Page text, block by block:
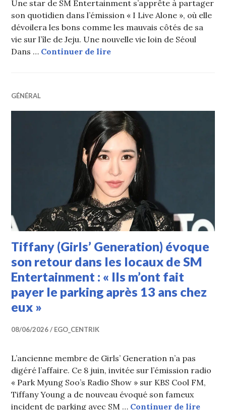
Une star de SM Entertainment s’apprête à partager
son quotidien dans l’émission « I Live Alone », où elle
dévoilera les bons comme les mauvais côtés de sa
vie sur l’île de Jeju. Une nouvelle vie loin de Séoul
Dans … Continuer de lireUne star de SM
GÉNÉRAL
Tiffany (Girls’ Generation) évoque
son retour dans les locaux de SM
Entertainment : « Ils m’ont fait
payer le parking après 13 ans chez
eux »
08/06/2026 EGO_CENTRIK
L’ancienne membre de Girls’ Generation n’a pas
digéré l’affaire. Ce 8 juin, invitée sur l’émission radio
« Park Myung Soo’s Radio Show » sur KBS Cool FM,
Tiffany Young a de nouveau évoqué son fameux
incident de parking avec SM … Continuer de lire